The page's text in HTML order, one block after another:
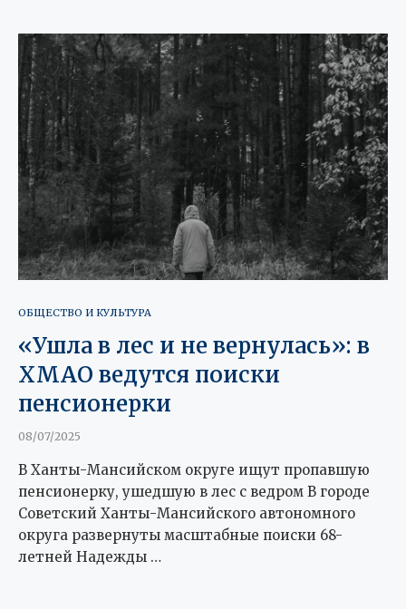
ОБЩЕСТВО И КУЛЬТУРА
«Ушла в лес и не вернулась»: в
ХМАО ведутся поиски
пенсионерки
08/07/2025
В Ханты-Мансийском округе ищут пропавшую
пенсионерку, ушедшую в лес с ведром В городе
Советский Ханты-Мансийского автономного
округа развернуты масштабные поиски 68-
летней Надежды …